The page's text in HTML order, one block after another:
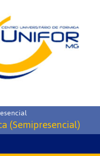
(Semipresencial)